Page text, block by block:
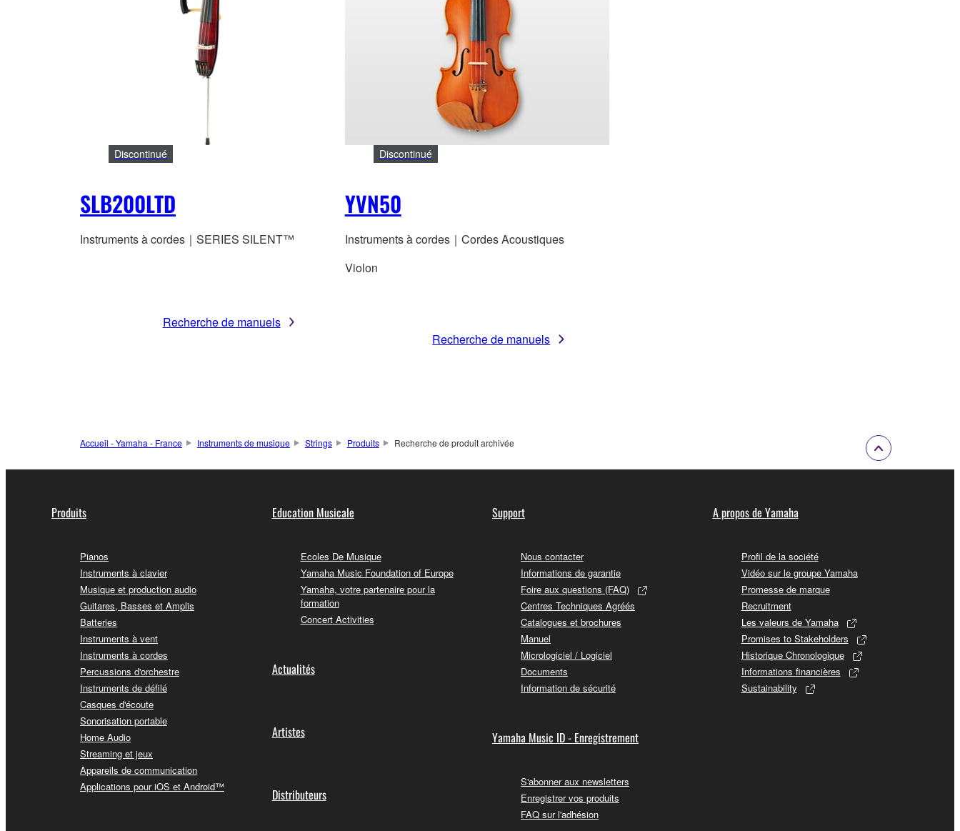
SLB200LTD
Discontinué
Instruments à cordes｜SERIES SILENT™
Recherche de manuels
YVN50
Discontinué
Instruments à cordes｜Cordes Acoustiques
Violon
Recherche de manuels
Accueil - Yamaha - France Instruments de musique Strings Produits Recherche de produit archivée
Produits
Pianos
Instruments à clavier
Musique et production audio
Guitares, Basses et Amplis
Batteries
Instruments à vent
Instruments à cordes
Percussions d'orchestre
Instruments de défilé
Casques d'écoute
Sonorisation portable
Home Audio
Streaming et jeux
Appareils de communication
Applications pour iOS et Android™
Education Musicale
Ecoles De Musique
Yamaha Music Foundation of Europe
Yamaha, votre partenaire pour la
formation
Concert Activities
Actualités
Artistes
Distributeurs
Support
Nous contacter
Informations de garantie
Foire aux questions (FAQ)
Centres Techniques Agréés
Catalogues et brochures
Manuel
Micrologiciel / Logiciel
Documents
Information de sécurité
Yamaha Music ID - Enregistrement
S'abonner aux newsletters
Enregistrer vos produits
FAQ sur l'adhésion
A propos de Yamaha
Profil de la société
Vidéo sur le groupe Yamaha
Promesse de marque
Recruitment
Les valeurs de Yamaha
Promises to Stakeholders
Historique Chronologique
Informations financières
Sustainability